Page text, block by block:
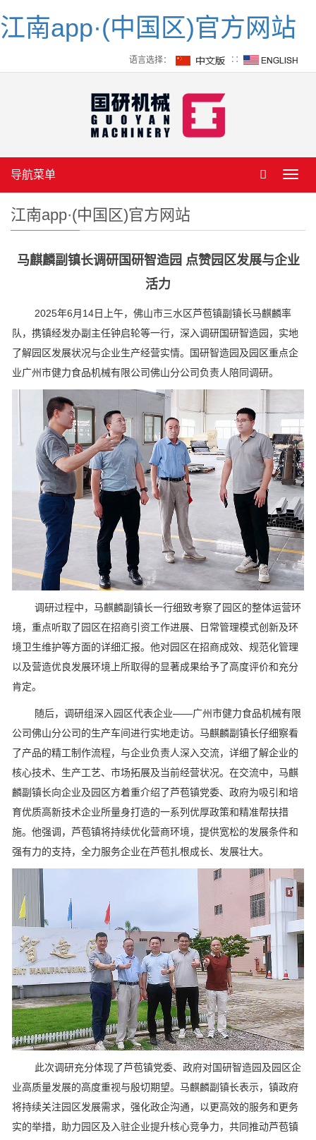
江南app·(中国区)官方网站
语言选择： ∷
导航菜单
江南app·(中国区)官方网站
马麒麟副镇长调研国研智造园 点赞园区发展与企业
活力
2025年6月14日上午，佛山市三水区芦苞镇副镇长马麒麟率
队，携镇经发办副主任钟启轮等一行，深入调研国研智造园，实地
了解园区发展状况与企业生产经营实情。国研智造园及园区重点企
业广州市健力食品机械有限公司佛山分公司负责人陪同调研。
调研过程中，马麒麟副镇长一行细致考察了园区的整体运营环
境，重点听取了园区在招商引资工作进展、日常管理模式创新及环
境卫生维护等方面的详细汇报。他对园区在招商成效、规范化管理
以及营造优良发展环境上所取得的显著成果给予了高度评价和充分
肯定。
随后，调研组深入园区代表企业——广州市健力食品机械有限
公司佛山分公司的生产车间进行实地走访。马麒麟副镇长仔细察看
了产品的精工制作流程，与企业负责人深入交流，详细了解企业的
核心技术、生产工艺、市场拓展及当前经营状况。在交流中，马麒
麟副镇长向企业及园区方着重介绍了芦苞镇党委、政府为吸引和培
育优质高新技术企业所量身打造的一系列优厚政策和精准帮扶措
施。他强调，芦苞镇将持续优化营商环境，提供宽松的发展条件和
强有力的支持，全力服务企业在芦苞扎根成长、发展壮大。
此次调研充分体现了芦苞镇党委、政府对国研智造园及园区企
业高质量发展的高度重视与殷切期望。马麒麟副镇长表示，镇政府
将持续关注园区发展需求，强化政企沟通，以更高效的服务和更务
实的举措，助力园区及入驻企业提升核心竞争力，共同推动芦苞镇